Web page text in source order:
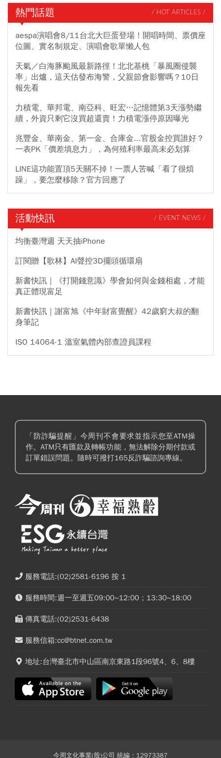
熱門話題 / HOT ARTICLES /
aespa演唱會8/11台北大巨蛋登場！開唱時間、票價座
位圖、實名制規定、演唱會歌單懶人包
天氣／白海豚颱風最新路徑！北北基桃「暴風圈侵襲
率」出爐，這天估發布海警，父親節會影響嗎？10日
報先看
力積電、華邦電、南亞科、旺宏…記憶體第3天漲勢繼
續，外資只剩它沒買超還賣！力積電漲停原因曝光
兆豐金、華南金、第一金、合庫金...官股金控買誰好？
一表PK「價差填息力」，為何殖利率最高未必划算
LINE這功能置頂5天關不掉！一票人苦喊「看了很煩
躁」，要怎麼移除？官方回應了
活動快訊 / EVENT NEWS /
均衡臺灣週 天天抽iPhone
訂閱贈【歌林】AI聲控3D擺頭循環扇
新書快訊｜《打開錢意識》學會如何與金錢相處，才能
真正體現富足
新書快訊｜謝富旭《中年財富覺醒》42歲窮大叔的翻
身筆記
ISO 14064-1 溫室氣體內部查證員課程
「防詐騙提醒」今周刊不會要求並指示您至ATM操
作。ATM只有匯款及轉帳功能，無法解除分期付款或
訂單錯誤問題。隨時可撥打165反詐騙諮詢專線。
服務電話:(02)2581-6196 按 1
服務時間:週一至週五09:00~12:00；13:30~18:00
傳真電話:(02)2531-6438
服務信箱:cc@btnet.com.tw
地址:台灣臺北市中山區南京東路1段96號4、6、8樓
今周文化事業(股)公司 統編：12973387